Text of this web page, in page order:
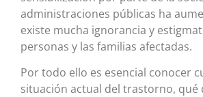
administraciones públicas ha
existe mucha ignorancia y
personas y las familias afectadas.
Por todo ello es esencial conocer
situación actual del trastorno, qué